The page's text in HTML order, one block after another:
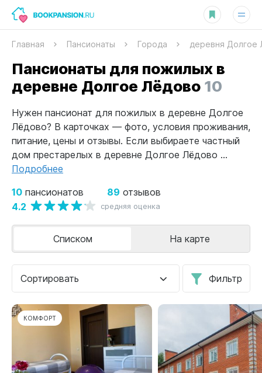
Главная Пансионаты Города деревня Долгое
Пансионаты для пожилых в
деревне Долгое Лёдово10
Нужен пансионат для пожилых в деревне Долгое
Лёдово? В карточках — фото, условия проживания,
питание, цены и отзывы. Если выбираете частный
дом престарелых в деревне Долгое Лёдово ...
Подробнее
10 пансионатов 89 отзывов
4.2 средняя оценка
Сортировать Фильтр
Списком На карте
КОМФОРТ